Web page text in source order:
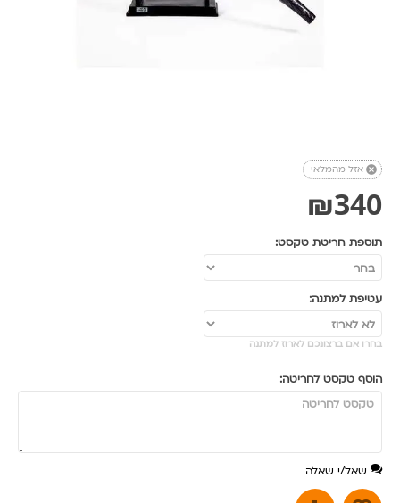
אזל מהמלאי 
₪340
תוספת חריטת טקסט:
עטיפת למתנה:
בחרו אם ברצונכם לארוז למתנה
הוסף טקסט לחריטה:
שאל/י שאלה